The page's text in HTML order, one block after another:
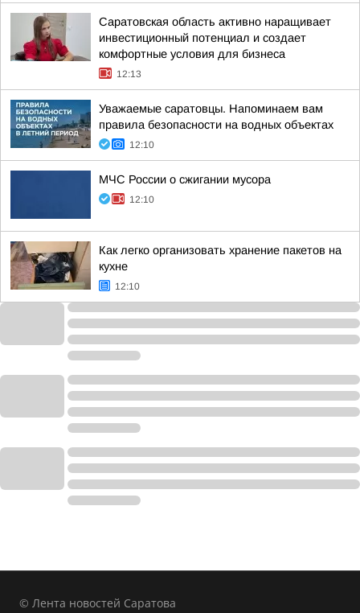
Саратовская область активно наращивает
инвестиционный потенциал и создает
комфортные условия для бизнеса
12:13
Уважаемые саратовцы. Напоминаем вам
правила безопасности на водных объектах
12:10
МЧС России о сжигании мусора
12:10
Как легко организовать хранение пакетов на
кухне
12:10
© Лента новостей Саратова